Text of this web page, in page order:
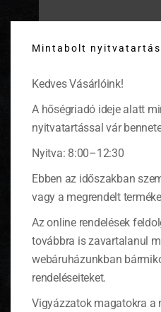
Fahéjas
Fagylaltra,
Mintabolt nyitvatartás
Kedves Vásárlóink!
A hőségriadó ideje alatt
nyitvatartással vár
Nyitva: 8:00–12:30
Ebben az időszakban
vagy a megrendelt
Az online rendelések
továbbra is zavartalanul
webáruházunkban
rendeléseiteket.
Vigyázzatok magatokra a